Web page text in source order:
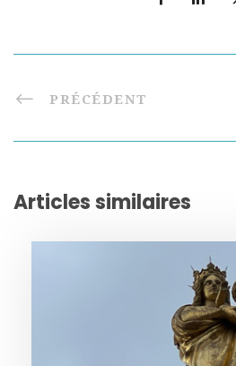
PRÉCÉDENT
Articles similaires